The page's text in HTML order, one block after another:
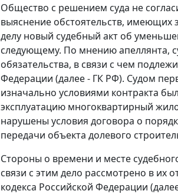
Общество с решением суда не
выяснение обстоятельств, имеющих
делу новый судебный акт об
следующему. По мнению апеллянта,
обязательства, в связи с чем
Федерации (далее - ГК РФ). Судом
изначально условиями контракта
эксплуатацию многоквартирный
нарушены условия договора о
передачи объекта долевого
Стороны о времени и месте
связи с этим дело рассмотрено в их
кодекса Российской Федерации